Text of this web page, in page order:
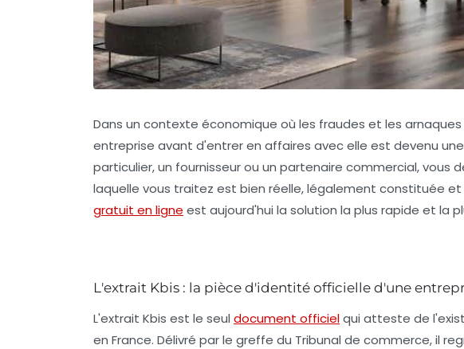
Dans un contexte économique où les fraudes et les
entreprise avant d'entrer en affaires avec elle est devenu
particulier, un fournisseur ou un partenaire commercial, vous
laquelle vous traitez est bien réelle, légalement constituée
gratuit en ligne est aujourd'hui la solution la plus rapide et la
L'extrait Kbis : la pièce d'identité officielle d'une
L'extrait Kbis est le seul document officielqui atteste de
en France. Délivré par le greffe du Tribunal de commerce, il